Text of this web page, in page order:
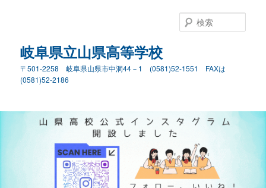
岐阜県立山県高等学校
〒501-2258 岐阜県山県市中洞44－1 (0581)52-1551 FAXは
(0581)52-2186
索